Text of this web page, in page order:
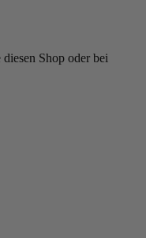
Shop oder bei